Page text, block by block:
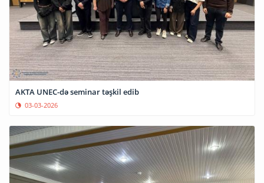
AKTA UNEC-də seminar təşkil edib
03-03-2026